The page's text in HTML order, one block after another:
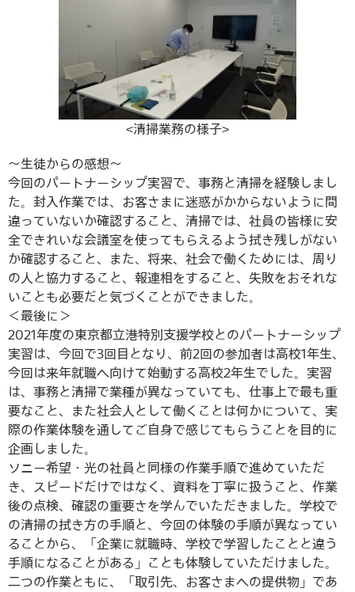
<清掃業務の様子>
～生徒からの感想～
今回のパートナーシップ実習で、事務と清掃を経験しまし
た。封入作業では、お客さまに迷惑がかからないように間
違っていないか確認すること、清掃では、社員の皆様に安
全できれいな会議室を使ってもらえるよう拭き残しがない
か確認すること、また、将来、社会で働くためには、周り
の人と協力すること、報連相をすること、失敗をおそれな
いことも必要だと気づくことができました。
＜最後に＞
2021年度の東京都立港特別支援学校とのパートナーシップ
実習は、今回で3回目となり、前2回の参加者は高校1年生、
今回は来年就職へ向けて始動する高校2年生でした。実習
は、事務と清掃で業種が異なっていても、仕事上で最も重
要なこと、また社会人として働くことは何かについて、実
際の作業体験を通してご自身で感じてもらうことを目的に
企画しました。
ソニー希望・光の社員と同様の作業手順で進めていただ
き、スピードだけではなく、資料を丁寧に扱うこと、作業
後の点検、確認の重要さを学んでいただきました。学校で
の清掃の拭き方の手順と、今回の体験の手順が異なってい
ることから、「企業に就職時、学校で学習したことと違う
手順になることがある」ことも体験していただけました。
二つの作業ともに、「取引先、お客さまへの提供物」であ